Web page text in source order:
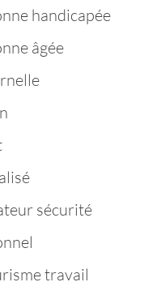
handicapée
âgée
sécurité
travail